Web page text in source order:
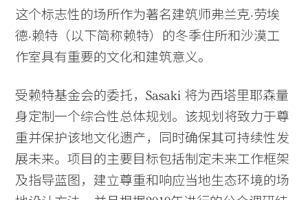
这个标志性的场所作为著名建筑师弗兰克·劳埃
德·赖特（以下简称赖特）的冬季住所和沙漠工
作室具有重要的文化和建筑意义。
受赖特基金会的委托，Sasaki 将为西塔里耶森量
身定制一个综合性总体规划。该规划将致力于尊
重并保护该地文化遗产，同时确保其可持续性发
展未来。项目的主要目标包括制定未来工作框架
及指导蓝图，建立尊重和响应当地生态环境的场